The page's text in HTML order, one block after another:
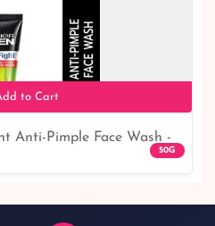
to Cart
Anti-Pimple Face Wash -
50G